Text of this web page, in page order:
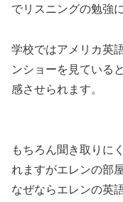
でリスニングの勉強
学校ではアメリカ英
ンショーを見ている
感させられます。
もちろん聞き取りに
れますがエレンの部
なぜならエレンの英